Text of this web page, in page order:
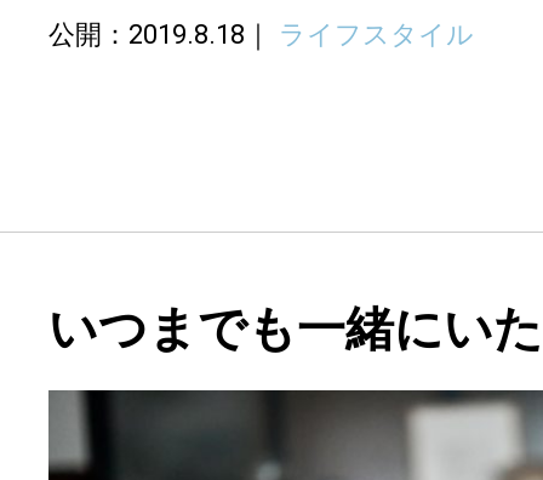
公開：2019.8.18 ライフスタイル
いつまでも一緒にい